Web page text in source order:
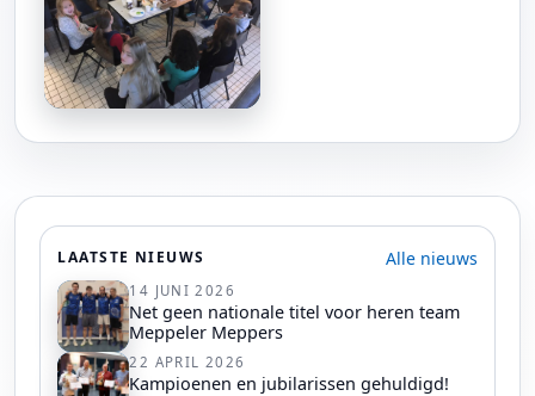
LAATSTE NIEUWS Alle nieuws
14 JUNI 2026
Net geen nationale titel voor heren team
Meppeler Meppers
22 APRIL 2026
Kampioenen en jubilarissen gehuldigd!